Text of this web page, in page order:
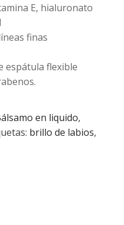
E, hialuronato
finas
espátula flexible
en liquido,
brillo de labios,